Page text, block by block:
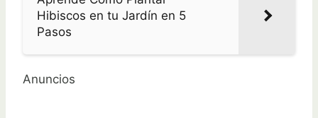
Hibiscos en tu Jardín en 5
Pasos
Anuncios